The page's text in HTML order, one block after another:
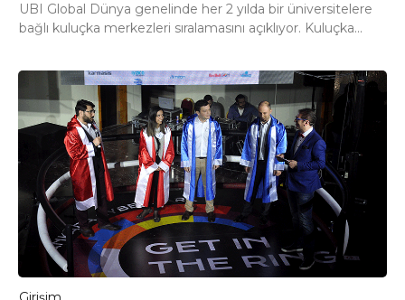
UBI Global Dünya genelinde her 2 yılda bir üniversitelere
bağlı kuluçka merkezleri sıralamasını açıklıyor. Kuluçka...